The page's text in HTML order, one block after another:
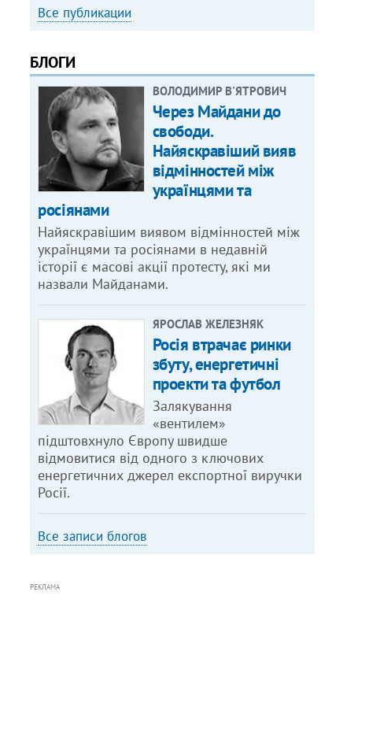
Все публикации
БЛОГИ
ВОЛОДИМИР В'ЯТРОВИЧ
Через Майдани до
свободи.
Найяскравіший вияв
відмінностей між
українцями та
росіянами
Найяскравішим виявом відмінностей між
українцями та росіянами в недавній
історії є масові акції протесту, які ми
назвали Майданами.
ЯРОСЛАВ ЖЕЛЕЗНЯК
Росія втрачає ринки
збуту, енергетичні
проекти та футбол
Залякування
«вентилем»
підштовхнуло Європу швидше
відмовитися від одного з ключових
енергетичних джерел експортної виручки
Росії.
Все записи блогов
РЕКЛАМА